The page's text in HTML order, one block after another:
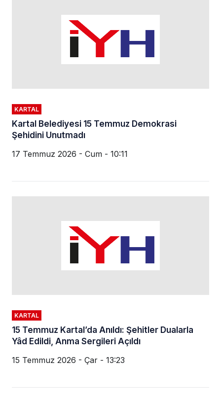
KARTAL
Kartal Belediyesi 15 Temmuz Demokrasi
Şehidini Unutmadı
17 Temmuz 2026 - Cum - 10:11
KARTAL
15 Temmuz Kartal’da Anıldı: Şehitler Dualarla
Yâd Edildi, Anma Sergileri Açıldı
15 Temmuz 2026 - Çar - 13:23